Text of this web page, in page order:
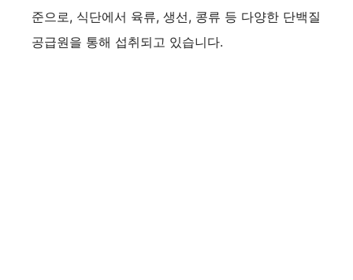
준으로, 식단에서 육류, 생선, 콩류 등 다양한 단백질
공급원을 통해 섭취되고 있습니다.